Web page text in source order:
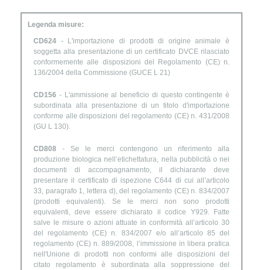
Legenda misure:
CD624 - L'importazione di prodotti di origine animale è
soggetta alla presentazione di un certificato DVCE rilasciato
conformemente alle disposizioni del Regolamento (CE) n.
136/2004 della Commissione (GUCE L 21)
CD156 - L'ammissione al beneficio di questo contingente è
subordinata alla presentazione di un titolo d'importazione
conforme alle disposizioni del regolamento (CE) n. 431/2008
(GU L 130).
CD808 - Se le merci contengono un riferimento alla
produzione biologica nell’etichettatura, nella pubblicità o nei
documenti di accompagnamento, il dichiarante deve
presentare il certificato di ispezione C644 di cui all’articolo
33, paragrafo 1, lettera d), del regolamento (CE) n. 834/2007
(prodotti equivalenti). Se le merci non sono prodotti
equivalenti, deve essere dichiarato il codice Y929. Fatte
salve le misure o azioni attuate in conformità all’articolo 30
del regolamento (CE) n. 834/2007 e/o all’articolo 85 del
regolamento (CE) n. 889/2008, l’immissione in libera pratica
nell'Unione di prodotti non conformi alle disposizioni del
citato regolamento è subordinata alla soppressione del